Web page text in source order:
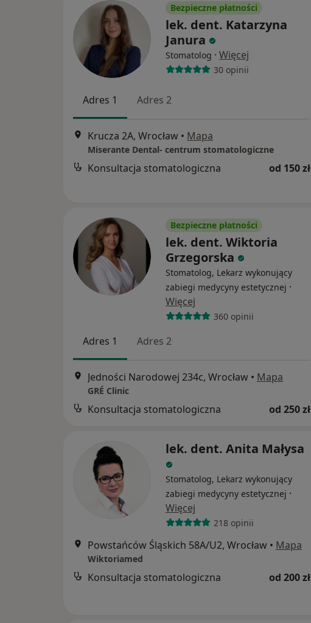
Bezpieczne płatności
lek. dent. Katarzyna
Janura
Stomatolog · Więcej
30 opinii
Adres 1 Adres 2
Krucza 2A, Wrocław • Mapa
Miserante Dental- centrum stomatologiczne
Konsultacja stomatologiczna od 150 zł
Bezpieczne płatności
lek. dent. Wiktoria
Grzegorska
Stomatolog, Lekarz wykonujący
zabiegi medycyny estetycznej ·
Więcej
360 opinii
Adres 1 Adres 2
Jedności Narodowej 234c, Wrocław • Mapa
GRÉ Clinic
Konsultacja stomatologiczna od 250 zł
lek. dent. Anita Małysa
Stomatolog, Lekarz wykonujący
zabiegi medycyny estetycznej ·
Więcej
218 opinii
Powstańców Śląskich 58A/U2, Wrocław • Mapa
Wiktoriamed
Konsultacja stomatologiczna od 200 zł